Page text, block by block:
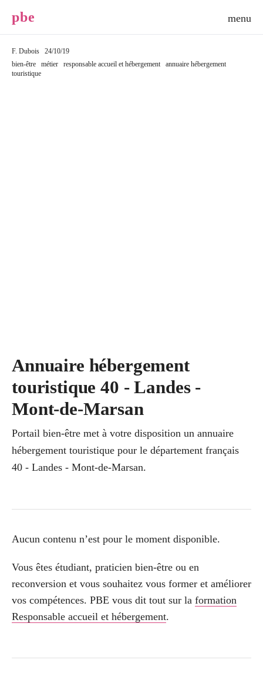
pbe
F. Dubois
24/10/19
bien-être
métier responsable accueil et hébergement
annuaire hébergement
touristique
Annuaire hébergement
touristique 40 - Landes -
Mont-de-Marsan
Portail bien-être met à votre disposition un annuaire
hébergement touristique pour le département français
40 - Landes - Mont-de-Marsan.
Aucun contenu n’est pour le moment disponible.
Vous êtes étudiant, praticien bien-être ou en
reconversion et vous souhaitez vous former et améliorer
vos compétences. PBE vous dit tout sur la formation
Responsable accueil et hébergement.